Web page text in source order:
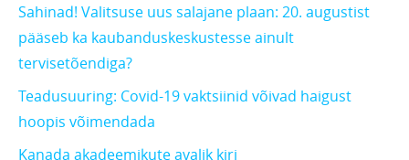
Sahinad! Valitsuse uus salajane plaan: 20. augustist
pääseb ka kaubanduskeskustesse ainult
tervisetõendiga?
Teadusuuring: Covid-19 vaktsiinid võivad haigust
hoopis võimendada
Kanada akadeemikute avalik kiri